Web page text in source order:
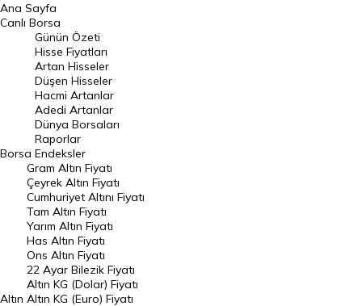
BIST 100 Hisseleri
En Çok Artan Hisseler
En Çok Düşen Hisseler
Hacmi Artanlar
Geçmiş Kapanışlar
Dünya Borsaları
Raporlar
Endeksler
DÖVİZ
Döviz Kuru
Dolar Kuru
Ana Sayfa
Canlı Borsa
Borsa
Günün Özeti
Hisse Fiyatları
Artan Hisseler
Düşen Hisseler
Hacmi Artanlar
Adedi Artanlar
Dünya Borsaları
Raporlar
Endeksler
Altın
Gram Altın Fiyatı
Çeyrek Altın Fiyatı
Cumhuriyet Altını Fiyatı
Tam Altın Fiyatı
Yarım Altın Fiyatı
Has Altın Fiyatı
Ons Altın Fiyatı
22 Ayar Bilezik Fiyatı
Altın KG (Dolar) Fiyatı
Altın KG (Euro) Fiyatı